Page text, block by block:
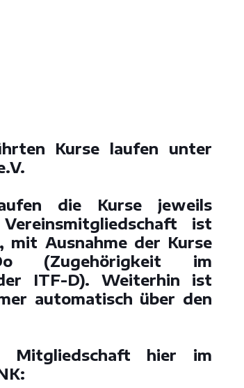
Kurse laufen unter
die Kurse jeweils
ist
mit Ausnahme der Kurse
(Zugehörigkeit im
ITF-D). Weiterhin ist
automatisch über den
Mitgliedschaft hier im